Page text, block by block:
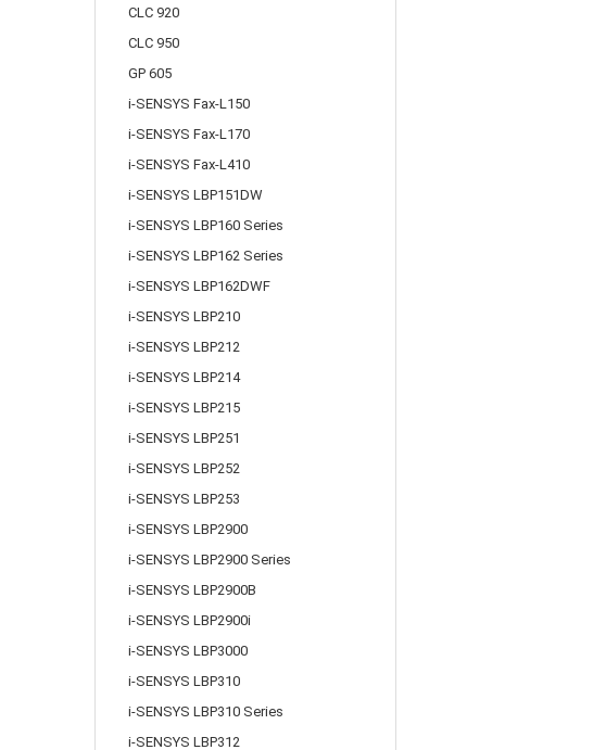
CLC 920
CLC 950
GP 605
i-SENSYS Fax-L150
i-SENSYS Fax-L170
i-SENSYS Fax-L410
i-SENSYS LBP151DW
i-SENSYS LBP160 Series
i-SENSYS LBP162 Series
i-SENSYS LBP162DWF
i-SENSYS LBP210
i-SENSYS LBP212
i-SENSYS LBP214
i-SENSYS LBP215
i-SENSYS LBP251
i-SENSYS LBP252
i-SENSYS LBP253
i-SENSYS LBP2900
i-SENSYS LBP2900 Series
i-SENSYS LBP2900B
i-SENSYS LBP2900i
i-SENSYS LBP3000
i-SENSYS LBP310
i-SENSYS LBP310 Series
i-SENSYS LBP312